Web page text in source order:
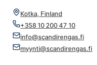
Kotka, Finland
+358 10 200 47 10
info@scandirengas.fi
myynti@scandirengas.fi